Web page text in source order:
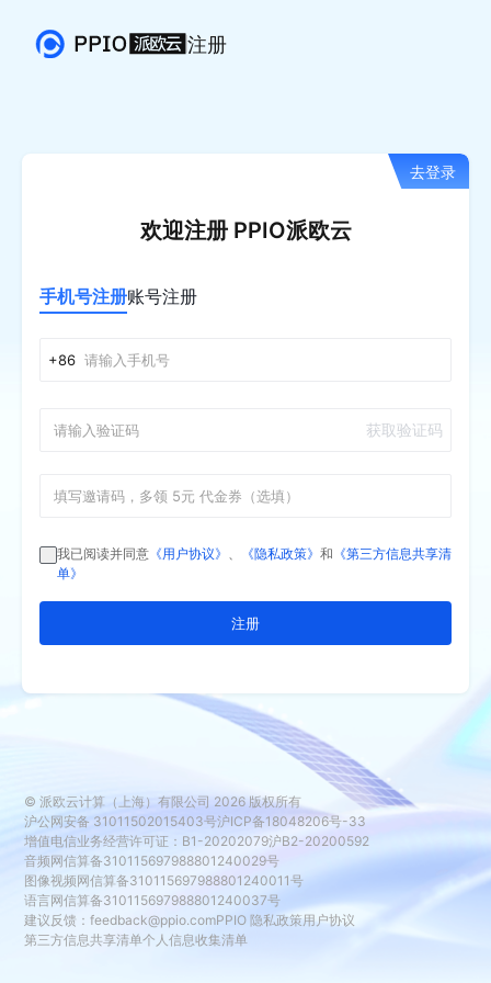
注册
去登录
欢迎注册 PPIO派欧云
手机号注册账号注册
+86
获取验证码
我已阅读并同意 《用户协议》 、 《隐私政策》 和 《第三方信息共享清
单》
注册
© 派欧云计算（上海）有限公司2026版权所有
沪公网安备 31011502015403号沪ICP备18048206号-33
增值电信业务经营许可证：B1-20202079沪B2-20200592
音频网信算备310115697988801240029号
图像视频网信算备310115697988801240011号
语言网信算备310115697988801240037号
建议反馈：feedback@ppio.comPPIO 隐私政策用户协议
第三方信息共享清单个人信息收集清单